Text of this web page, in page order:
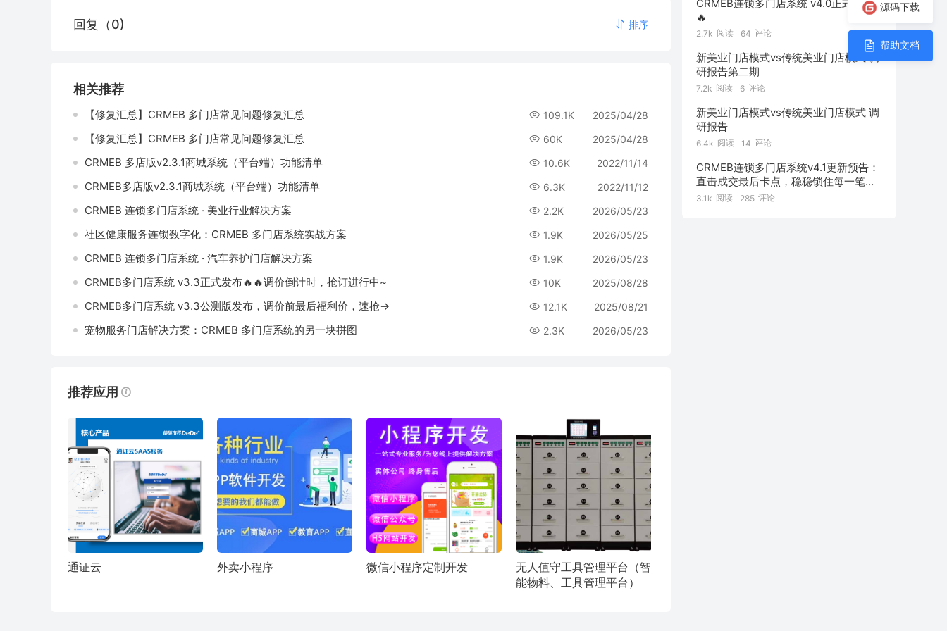
回复（0) 排序
相关推荐
【修复汇总】CRMEB 多门店常见问题修复汇总 109.1K 2025/04/28
【修复汇总】CRMEB 多门店常见问题修复汇总 60K 2025/04/28
CRMEB 多店版v2.3.1商城系统（平台端）功能清单 10.6K 2022/11/14
CRMEB多店版v2.3.1商城系统（平台端）功能清单 6.3K 2022/11/12
CRMEB 连锁多门店系统 · 美业行业解决方案 2.2K 2026/05/23
社区健康服务连锁数字化：CRMEB 多门店系统实战方案 1.9K 2026/05/25
CRMEB 连锁多门店系统 · 汽车养护门店解决方案 1.9K 2026/05/23
CRMEB多门店系统 v3.3正式发布🔥🔥调价倒计时，抢订进行中~ 10K 2025/08/28
CRMEB多门店系统 v3.3公测版发布，调价前最后福利价，速抢→ 12.1K 2025/08/21
宠物服务门店解决方案：CRMEB 多门店系统的另一块拼图 2.3K 2026/05/23
推荐应用
通证云 外卖小程序 微信小程序定制开发
无人值守工具管理平台（智
能物料、工具管理平台）
CRMEB连锁多门店系统 v4.0正式发布
🔥
2.7k 阅读 64 评论
新美业门店模式vs传统美业门店模式 调
研报告第二期
7.2k 阅读 6 评论
新美业门店模式vs传统美业门店模式 调
研报告
6.4k 阅读 14 评论
CRMEB连锁多门店系统v4.1更新预告：
直击成交最后卡点，稳稳锁住每一笔订
单！
3.1k 阅读 285 评论
源码下载
帮助文档